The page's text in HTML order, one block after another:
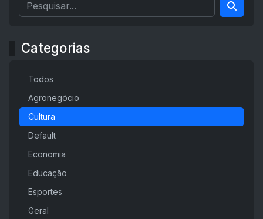
Categorias
Todos
Agronegócio
Cultura
Default
Economia
Educação
Esportes
Geral